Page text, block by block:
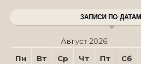
ЗАПИСИ ПО ДАТАМ
Август 2026
Пн
Вт Ср Чт Пт Сб